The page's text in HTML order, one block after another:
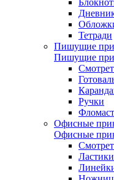
Тетради
Пишущие
Пишущие
Ручки
Офисные
Офисные